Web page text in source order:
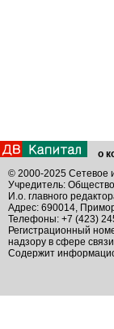
о
© 2000-2025 Сетевое
Учредитель:
И.о. главного
Адрес: 690014,
Телефоны: +7 (423)
Регистрационный
надзору в сфере
Содержит